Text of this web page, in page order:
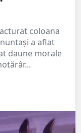
coloana
a aflat
daune morale